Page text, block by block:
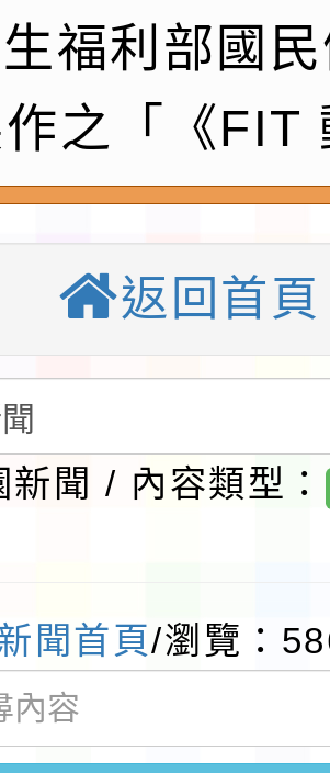
（防空）演習－
執行計畫」
年金融知識線上
115學年度第1學
招考代課鐘點教
再辦理後續甄選)
「桃園市115學年
排一案
園市補助參觀特色
動實施計畫」
校安中心白海豚
領人才培育課程
園市115學年度
家通訊傳播委員
（防空）演習－
執行計畫」
年金融知識線上
學年度第1學
福利部國
之「《FIT
返回首頁
聞 / 內容類型：
聞首頁/瀏覽：